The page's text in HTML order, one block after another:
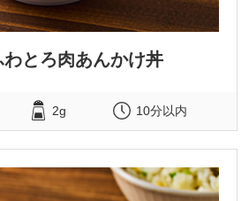
とろ肉あんかけ丼
2g 10分以内